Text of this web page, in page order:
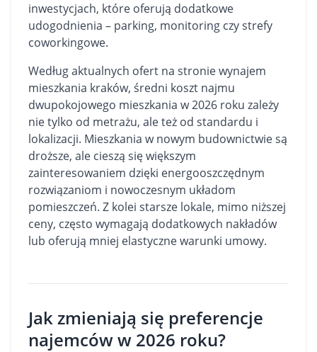
inwestycjach, które oferują dodatkowe
udogodnienia – parking, monitoring czy strefy
coworkingowe.
Według aktualnych ofert na stroniewynajem
mieszkania kraków, średni koszt najmu
dwupokojowego mieszkania w 2026 roku zależy
nie tylko od metrażu, ale też od standardu i
lokalizacji. Mieszkania w nowym budownictwie są
droższe, ale cieszą się większym
zainteresowaniem dzięki energooszczędnym
rozwiązaniom i nowoczesnym układom
pomieszczeń. Z kolei starsze lokale, mimo niższej
ceny, często wymagają dodatkowych nakładów
lub oferują mniej elastyczne warunki umowy.
Jak zmieniają się preferencje
najemców w 2026 roku?